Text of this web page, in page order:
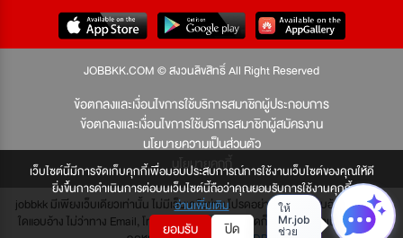
เว็บไซต์นี้มีการจัดเก็บคุกกี้เพื่อมอบประสบการณ์การใช้งานเว็บไซต์ของคุณให้ดี
ยิ่งขึ้นการดำเนินการต่อบนเว็บไซต์นี้ถือว่าคุณยอมรับการใช้งานคุกกี้
อ่านเพิ่มเติม
ยอมรับ ปิด
JOBBKK.COM © สงวนลิขสิทธิ์ All Right Reserved
ข้อตกลงและเงื่อนไขการใช้บริการสมาชิกผู้ประกอบการ
ข้อตกลงและเงื่อนไขการใช้บริการสมาชิกผู้สมัครงาน
นโยบายความเป็นส่วนตัว
นโยบายคุกกี้
jobbkk มีเพียงเว็บเดียวเท่านั้น ไม่มีเว็บเครือข่าย โปรดอย่าหลงเชื่อผู้แอบอ้าง และหากผู้
ใดแอบอ้าง ไม่ว่าทาง Email, โทรศัพท์, SMS หรือทางใดก็ตาม จะถูกดำเนินคดีตามที่